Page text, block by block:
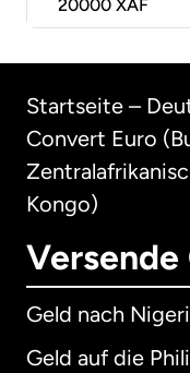
20000 XAF
Startseite –
Convert Euro
Kongo)
Versende
Geld nach
Geld auf die